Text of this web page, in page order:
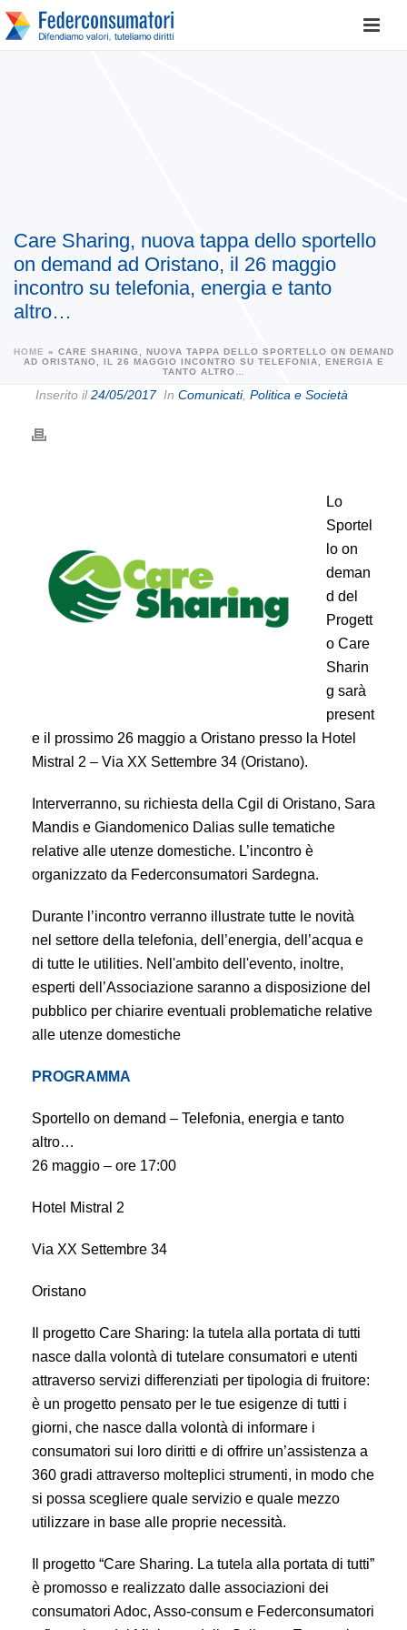
Care Sharing, nuova tappa dello sportello
on demand ad Oristano, il 26 maggio
incontro su telefonia, energia e tanto
altro…
HOME » CARE SHARING, NUOVA TAPPA DELLO SPORTELLO ON DEMAND
AD ORISTANO, IL 26 MAGGIO INCONTRO SU TELEFONIA, ENERGIA E
TANTO ALTRO…
Inserito il24/05/2017 In Comunicati, Politica e Società
Lo
Sportel
lo on
deman
d del
Progett
o Care
Sharin
g sarà
present
e il prossimo 26 maggio a Oristano presso la Hotel
Mistral 2 – Via XX Settembre 34 (Oristano).
Interverranno, su richiesta della Cgil di Oristano, Sara
Mandis e Giandomenico Dalias sulle tematiche
relative alle utenze domestiche. L’incontro è
organizzato da Federconsumatori Sardegna.
Durante l’incontro verranno illustrate tutte le novità
nel settore della telefonia, dell’energia, dell’acqua e
di tutte le utilities. Nell'ambito dell'evento, inoltre,
esperti dell’Associazione saranno a disposizione del
pubblico per chiarire eventuali problematiche relative
alle utenze domestiche
PROGRAMMA
Sportello on demand – Telefonia, energia e tanto
altro…
26 maggio – ore 17:00
Hotel Mistral 2
Via XX Settembre 34
Oristano
Il progetto Care Sharing: la tutela alla portata di tutti
nasce dalla volontà di tutelare consumatori e utenti
attraverso servizi differenziati per tipologia di fruitore:
è un progetto pensato per le tue esigenze di tutti i
giorni, che nasce dalla volontà di informare i
consumatori sui loro diritti e di offrire un’assistenza a
360 gradi attraverso molteplici strumenti, in modo che
si possa scegliere quale servizio e quale mezzo
utilizzare in base alle proprie necessità.
Il progetto “Care Sharing. La tutela alla portata di tutti”
è promosso e realizzato dalle associazioni dei
consumatori Adoc, Asso-consum e Federconsumatori